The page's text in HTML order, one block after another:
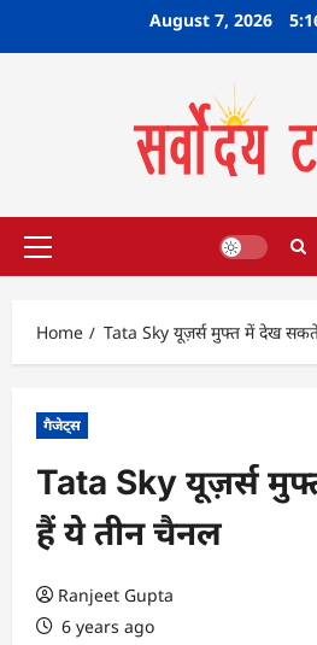
August 7, 2026
Primary
Home Tata Sky यूज़र्स मुफ्त में देख
गैजेट्स
Tata Sky यूज़र्स
हैं ये तीन चैनल
Ranjeet Gupta
6 years ago